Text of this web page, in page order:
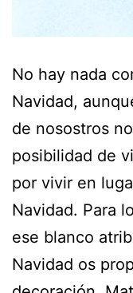
No hay nada
Navidad,
de nosostros
posibilidad de
por vivir en
Navidad. Para
ese blanco
Navidad os